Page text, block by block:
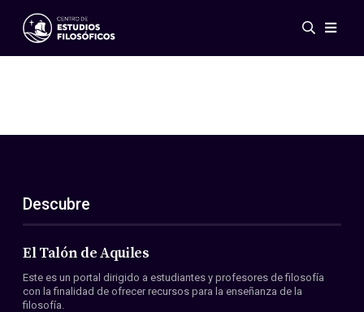
Eventos
ES
EN
Acerca de nosotros
Miembros
Convenios
Descubre
El Talón de Aquiles
Este es un portal dirigido a estudiantes y profesores de filosofía
con la finalidad de ofrecer recursos para la enseñanza de la
filosofía.